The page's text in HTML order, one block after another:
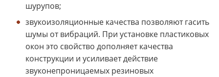
шурупов;
звукоизоляционные качества позволяют гасить
шумы от вибраций. При установке пластиковых
окон это свойство дополняет качества
конструкции и усиливает действие
звуконепроницаемых резиновых